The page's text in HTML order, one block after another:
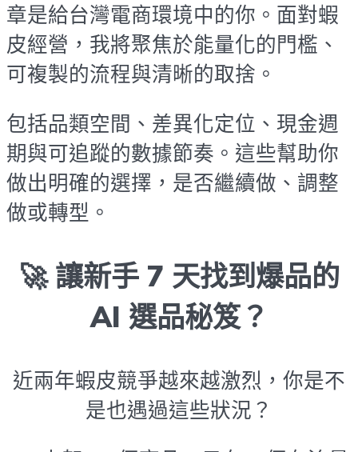
章是給台灣電商環境中的你。面對蝦
皮經營，我將聚焦於能量化的門檻、
可複製的流程與清晰的取捨。
包括品類空間、差異化定位、現金週
期與可追蹤的數據節奏。這些幫助你
做出明確的選擇，是否繼續做、調整
做或轉型。
🚀 讓新手 7 天找到爆品的
AI 選品秘笈？
近兩年蝦皮競爭越來越激烈，你是不
是也遇過這些狀況？